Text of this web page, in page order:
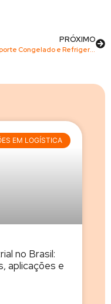
PRÓXIMO
Transporte Congelado e Refrigerado: Segurança e Eficiência
EM LOGÍSTICA
no Brasil:
aplicações e